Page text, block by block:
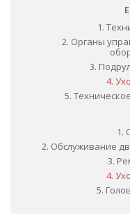
1.
2. Органы
3.
4.
5.
1.
2. Обслуживание
3.
4.
5.